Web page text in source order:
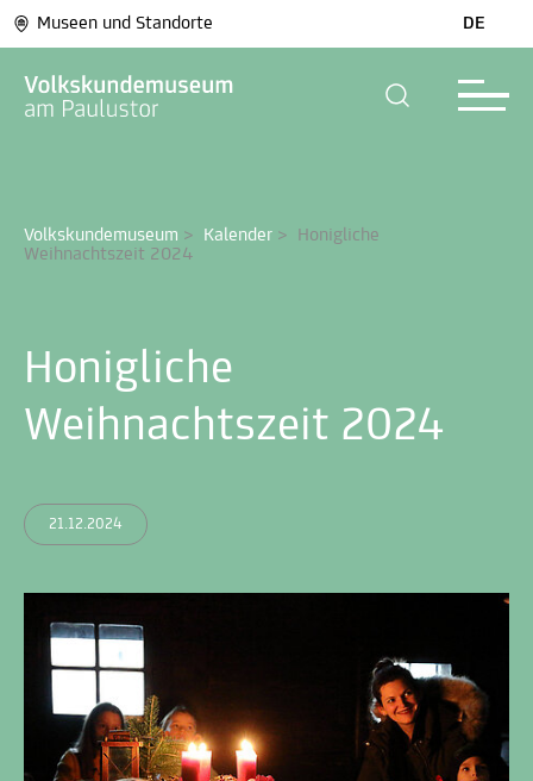
Museen und Standorte DE
Volkskundemuseum > Kalender >
Honigliche
Weihnachtszeit 2024
Honigliche
Weihnachtszeit 2024
21.12.2024